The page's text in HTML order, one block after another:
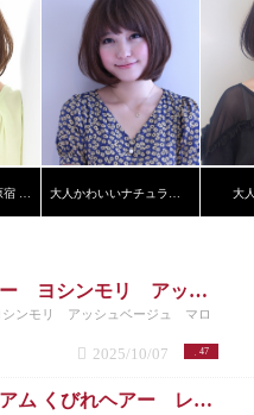
【coo et fuu 表参道 原宿 青山】フレンチボブ 藤 大人かわいいナチュラルボブ 大
ワンホンヘアー ヨシンモリ アッシュベージュ マロンベージュ レイヤーカット くびれヘアー
ンモリ アッシュベージュ マロ
47
2025/10/07
外ハネミディアム くびれヘアー レイヤーカット マロンベージュ シースルーバング